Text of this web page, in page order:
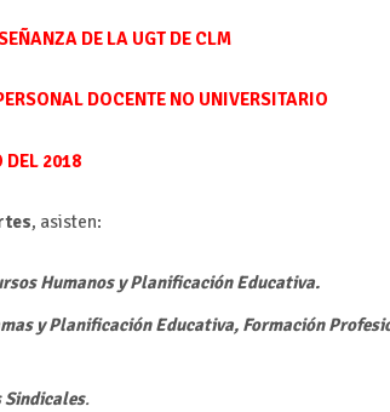
DE LA UGT DE CLM
DOCENTE NO UNIVERSITARIO
DEL 2018
, asisten:
Humanos y Planificación Educativa.
y Planificación Educativa, Formación
Sindicales.